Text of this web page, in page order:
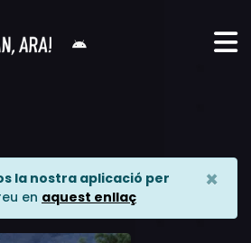
la nostra aplicació per
en aquest enllaç
×